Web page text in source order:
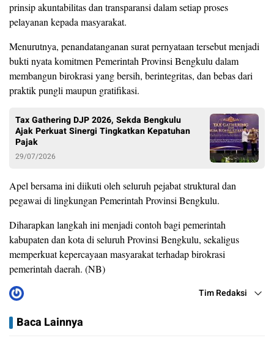
prinsip akuntabilitas dan transparansi dalam setiap proses
pelayanan kepada masyarakat.
Menurutnya, penandatanganan surat pernyataan tersebut menjadi
bukti nyata komitmen Pemerintah Provinsi Bengkulu dalam
membangun birokrasi yang bersih, berintegritas, dan bebas dari
praktik pungli maupun gratifikasi.
Tax Gathering DJP 2026, Sekda Bengkulu
Ajak Perkuat Sinergi Tingkatkan Kepatuhan
Pajak
29/07/2026
Apel bersama ini diikuti oleh seluruh pejabat struktural dan
pegawai di lingkungan Pemerintah Provinsi Bengkulu.
Diharapkan langkah ini menjadi contoh bagi pemerintah
kabupaten dan kota di seluruh Provinsi Bengkulu, sekaligus
memperkuat kepercayaan masyarakat terhadap birokrasi
pemerintah daerah. (NB)
Tim Redaksi
Baca Lainnya